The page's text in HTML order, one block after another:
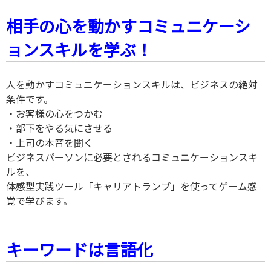
相手の心を動かすコミュニケーシ
ョンスキルを学ぶ！
人を動かすコミュニケーションスキルは、ビジネスの絶対
条件です。
・お客様の心をつかむ
・部下をやる気にさせる
・上司の本音を聞く
ビジネスパーソンに必要とされるコミュニケーションスキ
ルを、
体感型実践ツール「キャリアトランプ」を使ってゲーム感
覚で学びます。
キーワードは言語化